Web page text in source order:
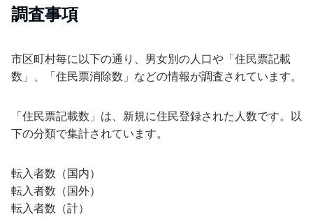
調査事項
市区町村毎に以下の通り、男女別の人口や「住民票記載
数」、「住民票消除数」などの情報が調査されています。
「住民票記載数」は、新規に住民登録された人数です。以
下の分類で集計されています。
転入者数（国内）
転入者数（国外）
転入者数（計）